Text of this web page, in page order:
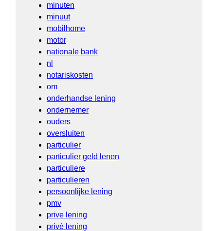
minuten
minuut
mobilhome
motor
nationale bank
nl
notariskosten
om
onderhandse lening
ondernemer
ouders
oversluiten
particulier
particulier geld lenen
particuliere
particulieren
persoonlijke lening
pmv
prive lening
privé lening